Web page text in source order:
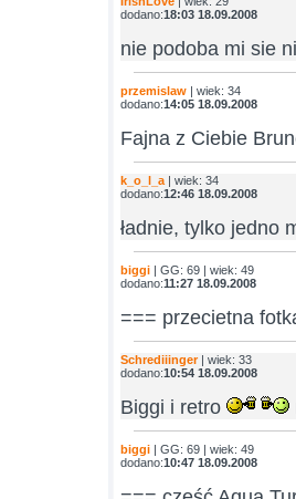
dodano:18:03 18.09.2008
nie podoba mi sie
przemislaw | wiek: 34
dodano:14:05 18.09.2008
Fajna z Ciebie
k_o_l_a | wiek: 34
dodano:12:46 18.09.2008
ładnie, tylko jedno
biggi | GG: 69 | wiek: 49
dodano:11:27 18.09.2008
=== przecietna
Schrediiinger| wiek: 33
dodano:10:54 18.09.2008
Biggi i retro
biggi | GG: 69 | wiek: 49
dodano:10:47 18.09.2008